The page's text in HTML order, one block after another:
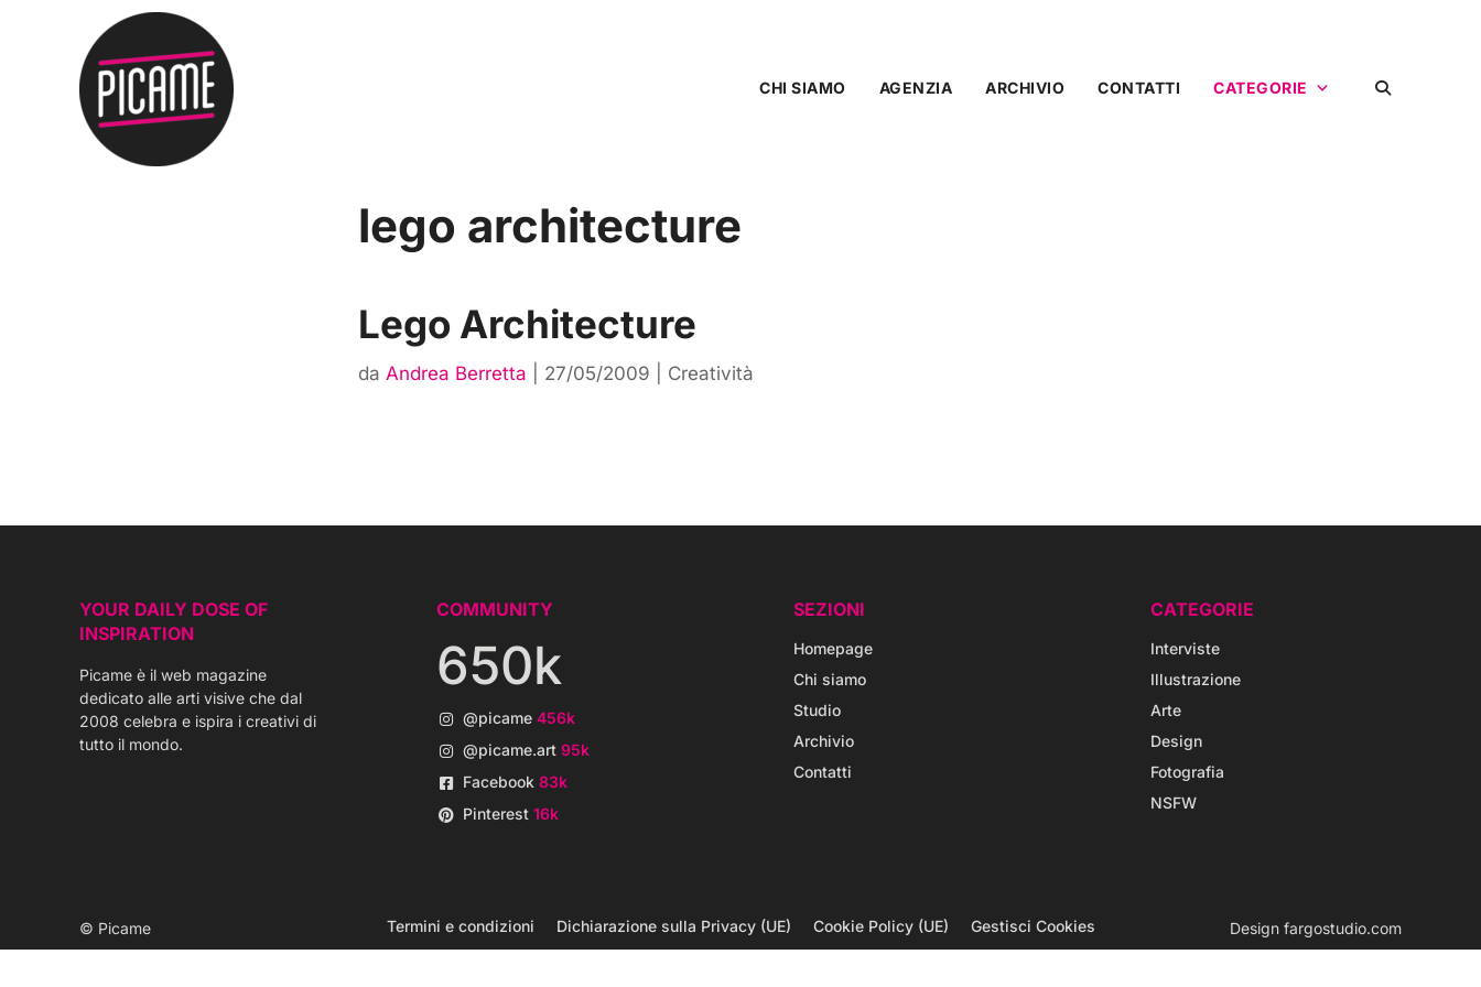
CHI SIAMO AGENZIA ARCHIVIO CONTATTI CATEGORIE
lego architecture
Lego Architecture
daAndrea Berretta 27/05/2009 Creatività
YOUR DAILY DOSE OF
INSPIRATION
Picame è il web magazine
dedicato alle arti visive che dal
2008 celebra e ispira i creativi di
tutto il mondo.
COMMUNITY
650k
@picame 456k
@picame.art 95k
Facebook 83k
Pinterest 16k
SEZIONI
Homepage
Chi siamo
Studio
Archivio
Contatti
CATEGORIE
Interviste
Illustrazione
Arte
Design
Fotografia
NSFW
© Picame Termini e condizioni Dichiarazione sulla Privacy (UE) Cookie Policy (UE) Gestisci Cookies Design fargostudio.com